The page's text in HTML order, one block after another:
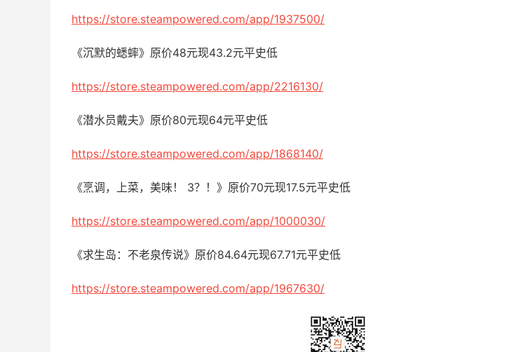
https://store.steampowered.com/app/1937500/
《沉默的蟋蟀》原价48元现43.2元平史低
https://store.steampowered.com/app/2216130/
《潜水员戴夫》原价80元现64元平史低
https://store.steampowered.com/app/1868140/
《烹调，上菜，美味！ 3？！》原价70元现17.5元平史低
https://store.steampowered.com/app/1000030/
《求生岛：不老泉传说》原价84.64元现67.71元平史低
https://store.steampowered.com/app/1967630/